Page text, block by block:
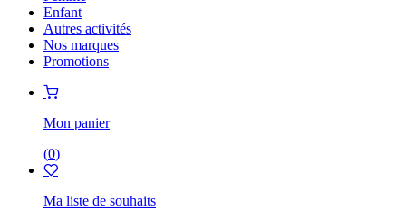
Enfant
Autres activités
Nos marques
Promotions
Mon panier
(0)
Ma liste de souhaits